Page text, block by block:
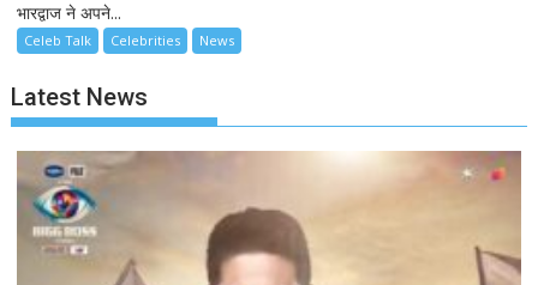
भारद्वाज ने अपने...
Celeb Talk Celebrities News
Latest News